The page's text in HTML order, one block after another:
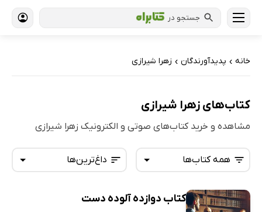
جستجو در
خانه › پدیدآورندگان › زهرا شیرازی
کتاب‌های زهرا شیرازی
مشاهده و خرید کتاب‌های صوتی و الکترونیک زهرا شیرازی
داغ‌ترین‌ها
تازه‌ها
همه کتاب‌ها
همه کتاب‌ها
کتاب دوازده آلوده دست